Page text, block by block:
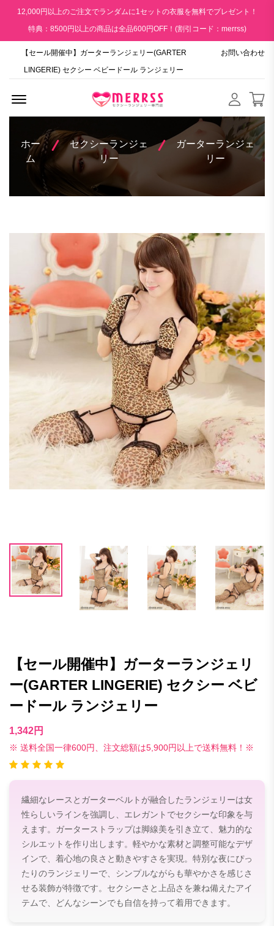
12,000円以上のご注文でランダムに1セットの衣服を無料でプレゼント！
特典：8500円以上の商品は全品600円OFF！(割引コード：merrss)
【セール開催中】ガーターランジェリー(GARTER
LINGERIE) セクシー ベビードール ランジェリー
お問い合わせ
ホー
ム
セクシーランジェ
リー
ガーターランジェ
リー
【セール開催中】ガーターランジェリ
ー(GARTER LINGERIE) セクシー ベビ
ードール ランジェリー
1,342円
※ 送料全国一律600円、注文総額は5,900円以上で送料無料！※
繊細なレースとガーターベルトが融合したランジェリーは女
性らしいラインを強調し、エレガントでセクシーな印象を与
えます。ガーターストラップは脚線美を引き立て、魅力的な
シルエットを作り出します。軽やかな素材と調整可能なデザ
インで、着心地の良さと動きやすさを実現。特別な夜にぴっ
たりのランジェリーで、シンプルながらも華やかさを感じさ
せる装飾が特徴です。セクシーさと上品さを兼ね備えたアイ
テムで、どんなシーンでも自信を持って着用できます。